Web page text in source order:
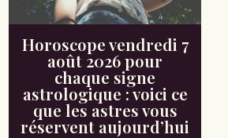
Horoscope vendredi 7
août 2026 pour
chaque signe
astrologique : voici ce
que les astres vous
réservent aujourd’hui